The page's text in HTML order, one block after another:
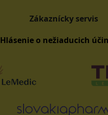
Zákaznícky servis
Hlásenie o nežiaducich